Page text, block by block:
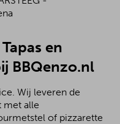
en
BBQenzo.nl
Wij leveren de
met alle
of pizzarette